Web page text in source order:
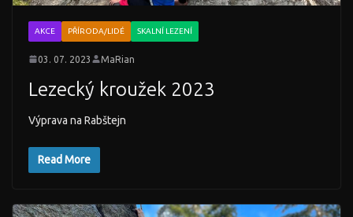
AKCE PŘÍRODA/LIDÉ SKALNÍ LEZENÍ
03. 07. 2023 MaRian
Lezecký kroužek 2023
Výprava na Rabštejn
Read More